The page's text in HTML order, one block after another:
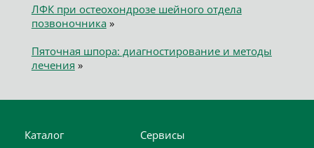
ЛФК при остеохондрозе шейного отдела
позвоночника»
Пяточная шпора: диагностирование и методы
лечения »
Каталог Сервисы